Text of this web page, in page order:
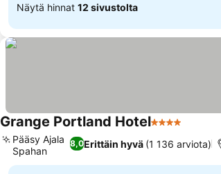
Näytä hinnat 12 sivustolta
Grange Portland Hotel4 Tähtiluokitus
8,0Erittäin hyvä (1 136 arviota)
Pääsy Ajala
Spahan